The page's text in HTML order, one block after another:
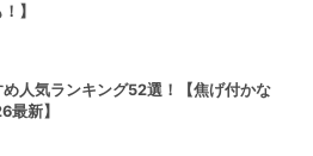
】
人気ランキング52選！【焦げ付かな
最新】